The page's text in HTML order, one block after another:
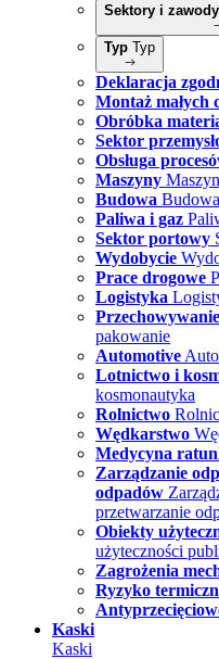
Sektory i zawody
Typ Typ
Deklaracja
Montaż małych
Obróbka
Sektor
Obsługa
Maszyny
Budowa Budowa
Paliwa i gaz
Sektor portowy
Wydobycie
Prace drogowe
Logistyka
pakowanie
Automotive
Lotnictwo i
kosmonautyka
Rolnictwo
Wędkarstwo
Medycyna
Zarządzanie
odpadów
przetwarzanie
Obiekty
użyteczności
Zagrożenia
Ryzyko
Kaski
Kaski